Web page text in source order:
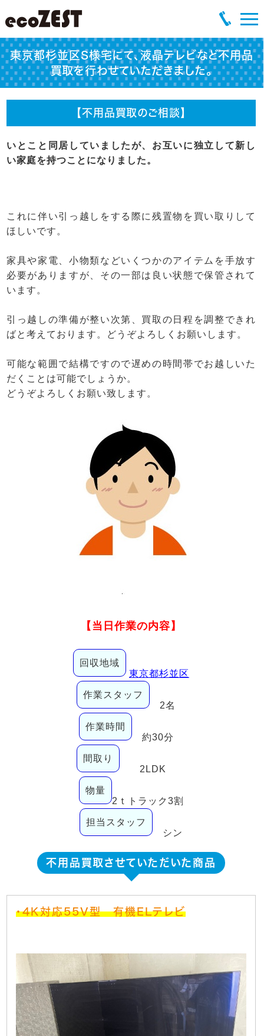
東京都杉並区S様宅にて、液晶テレビなど不用品
買取を行わせていただきました。
【不用品買取のご相談】
いとこと同居していましたが、お互いに独立して新し
い家庭を持つことになりました。
これに伴い引っ越しをする際に残置物を買い取りして
ほしいです。
家具や家電、小物類などいくつかのアイテムを手放す
必要がありますが、その一部は良い状態で保管されて
います。
引っ越しの準備が整い次第、買取の日程を調整できれ
ばと考えております。どうぞよろしくお願いします。
可能な範囲で結構ですので遅めの時間帯でお越しいた
だくことは可能でしょうか。
どうぞよろしくお願い致します。
【当日作業の内容】
回収地域
東京都杉並区
作業スタッフ
2名
作業時間
約30分
間取り
2LDK
物量
2ｔトラック3割
担当スタッフ
シン
不用品買取させていただいた商品
・4K対応55V型 有機ELテレビ